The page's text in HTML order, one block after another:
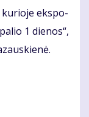
ku­rio­je eks­po­
1 die­nos“,